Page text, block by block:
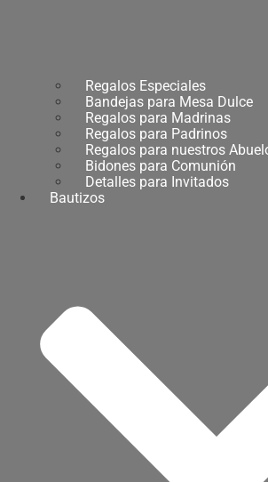
Regalos Especiales
Bandejas para Mesa Dulce
Regalos para Madrinas
Regalos para Padrinos
Regalos para nuestros
Bidones para Comunión
Detalles para Invitados
Bautizos